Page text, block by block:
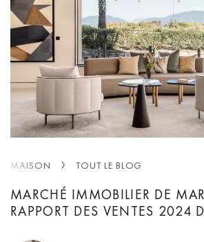
MAISON TOUT LE BLOG
MARCHÉ IMMOBILIER DE
RAPPORT DES VENTES 2024